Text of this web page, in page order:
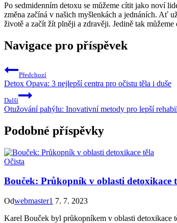
Po sedmidenním detoxu se můžeme cítit jako noví
změna začíná v našich myšlenkách a jednáních. Ať
životě a začít žít plněji a zdravěji. Jedině tak můžeme
Navigace pro příspěvek
Předchozí
Detox Opava: 3 nejlepší centra pro očistu těla i duše
Další
Otužování pahýlu: Inovativní metody pro lepší
Podobné příspěvky
Očista
Bouček: Průkopník v oblasti detoxikace
Odwebmaster1 7. 7. 2023
Karel Bouček byl průkopníkem v oblasti detoxikace